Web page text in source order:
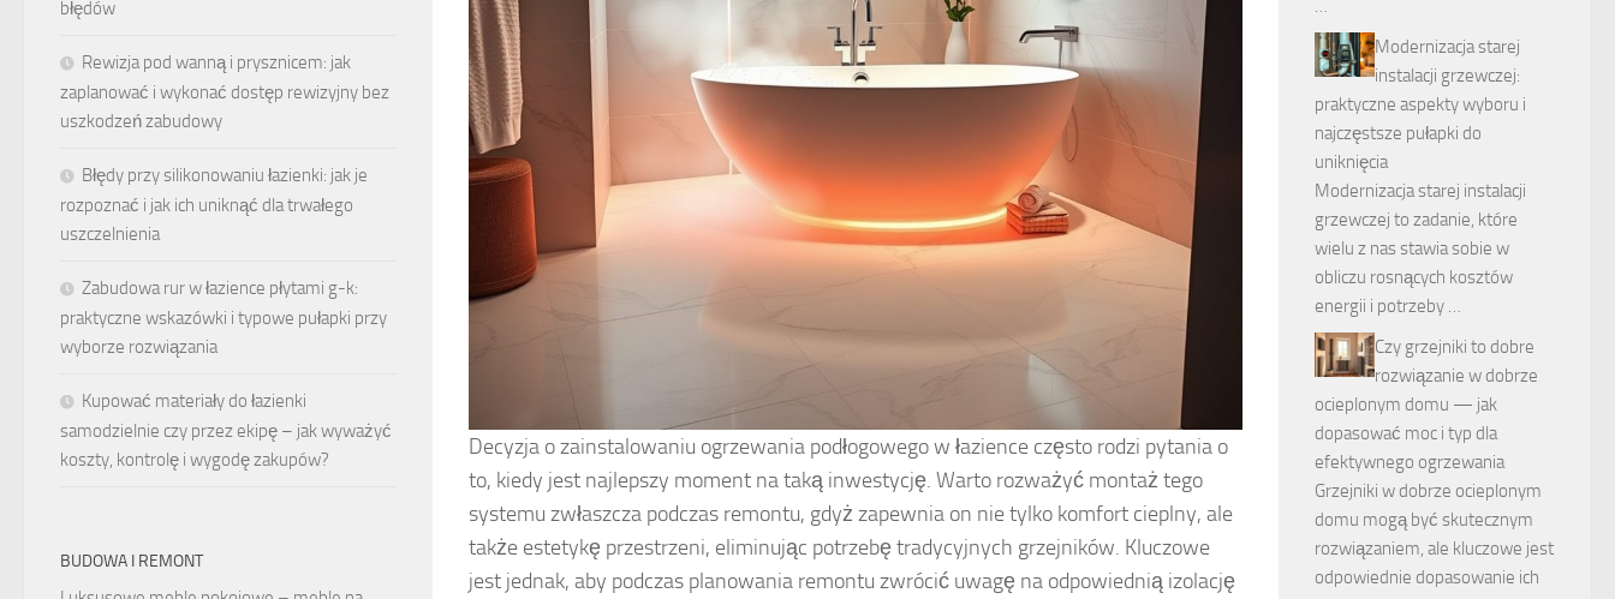
Decyzja o zainstalowaniu ogrzewania podłogowego w łazience często rodzi pytania o
to, kiedy jest najlepszy moment na taką inwestycję. Warto rozważyć montaż tego
systemu zwłaszcza podczas remontu, gdyż zapewnia on nie tylko komfort cieplny, ale
także estetykę przestrzeni, eliminując potrzebę tradycyjnych grzejników. Kluczowe
jest jednak, aby podczas planowania remontu zwrócić uwagę na odpowiednią izolację
błędów
Rewizja pod wanną i prysznicem: jak
zaplanować i wykonać dostęp rewizyjny bez
uszkodzeń zabudowy
Błędy przy silikonowaniu łazienki: jak je
rozpoznać i jak ich uniknąć dla trwałego
uszczelnienia
Zabudowa rur w łazience płytami g-k:
praktyczne wskazówki i typowe pułapki przy
wyborze rozwiązania
Kupować materiały do łazienki
samodzielnie czy przez ekipę – jak wyważyć
koszty, kontrolę i wygodę zakupów?
BUDOWA I REMONT
…
Modernizacja starej
instalacji grzewczej:
praktyczne aspekty wyboru i
najczęstsze pułapki do
uniknięcia
Modernizacja starej instalacji
grzewczej to zadanie, które
wielu z nas stawia sobie w
obliczu rosnących kosztów
energii i potrzeby …
Czy grzejniki to dobre
rozwiązanie w dobrze
ocieplonym domu — jak
dopasować moc i typ dla
efektywnego ogrzewania
Grzejniki w dobrze ocieplonym
domu mogą być skutecznym
rozwiązaniem, ale kluczowe jest
odpowiednie dopasowanie ich